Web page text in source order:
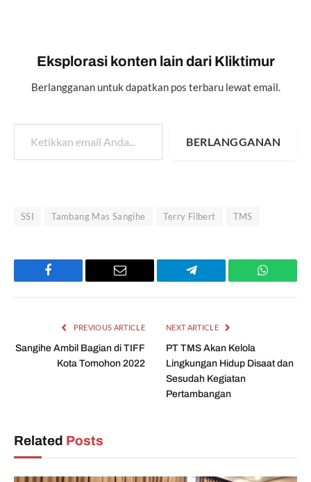
Eksplorasi konten lain dari Kliktimur
Berlangganan untuk dapatkan pos terbaru lewat email.
Ketikkan email Anda...
BERLANGGANAN
SSI Tambang Mas Sangihe Terry Filbert TMS
Facebook Email Telegram
PREVIOUS ARTICLE
Sangihe Ambil Bagian di TIFF
Kota Tomohon 2022
NEXT ARTICLE
PT TMS Akan Kelola
Lingkungan Hidup Disaat dan
Sesudah Kegiatan
Pertambangan
Related Posts